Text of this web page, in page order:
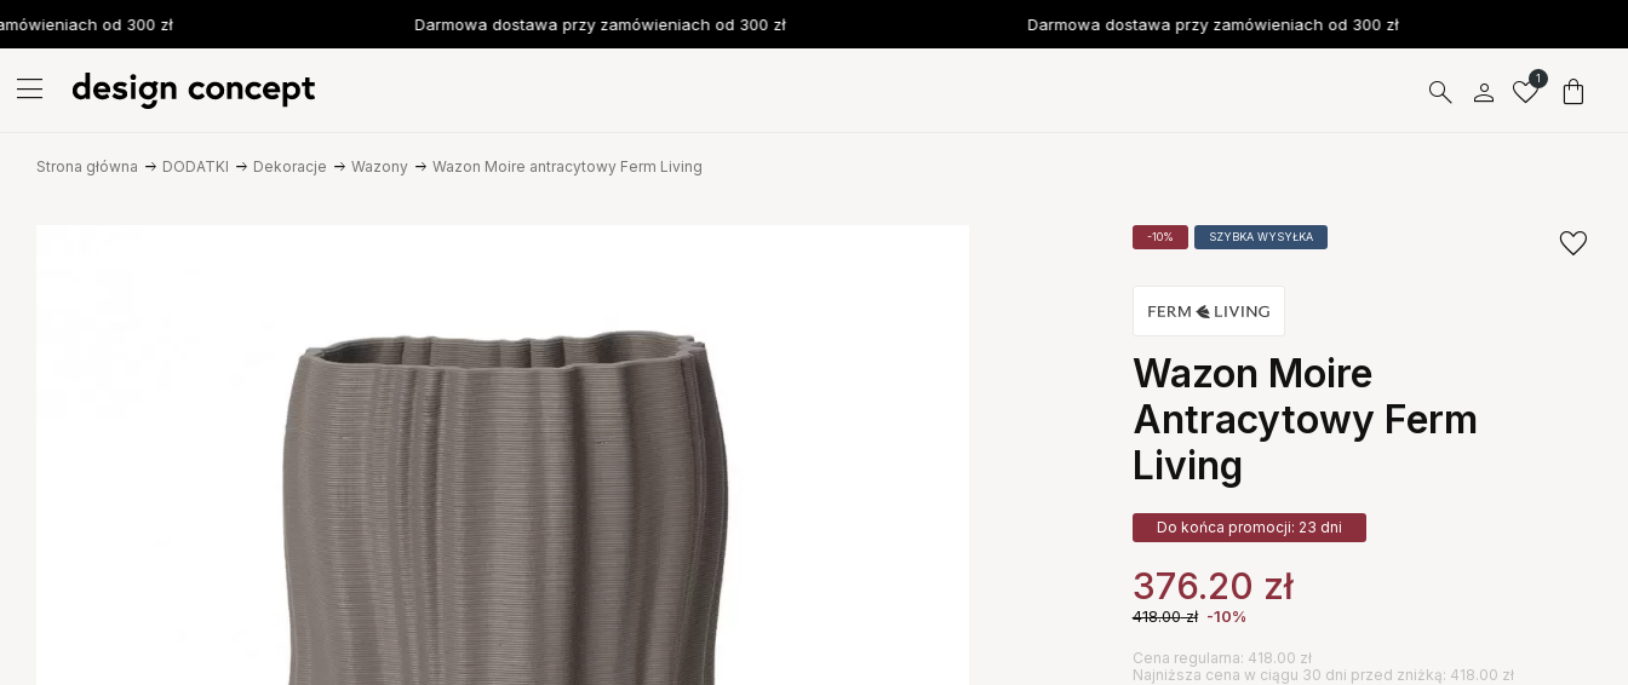
od 300 zł Darmowa dostawa przy zamówieniach od 300 zł Darmowa dostawa przy zamówieniach od 300 zł
1
Strona główna DODATKI Dekoracje Wazony Wazon Moire antracytowy Ferm Living
-10% SZYBKA WYSYŁKA
Wazon Moire
Antracytowy Ferm
Living
Do końca promocji: 23 dni
376.20 zł
418.00zł -10%
Cena regularna: 418.00 zł
Najniższa cena w ciągu 30 dni przed zniżką: 418.00 zł